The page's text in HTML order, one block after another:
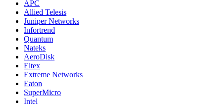
APC
Allied Telesis
Juniper Networks
Infortrend
Quantum
Nateks
AeroDisk
Eltex
Extreme Networks
Eaton
SuperMicro
Intel